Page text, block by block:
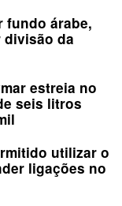
fundo árabe,
divisão da
estreia no
seis litros
utilizar o
ligações no